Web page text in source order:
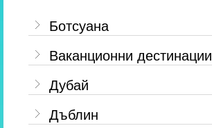
Ботсуана
Ваканционни дестинации
Дубай
Дъблин